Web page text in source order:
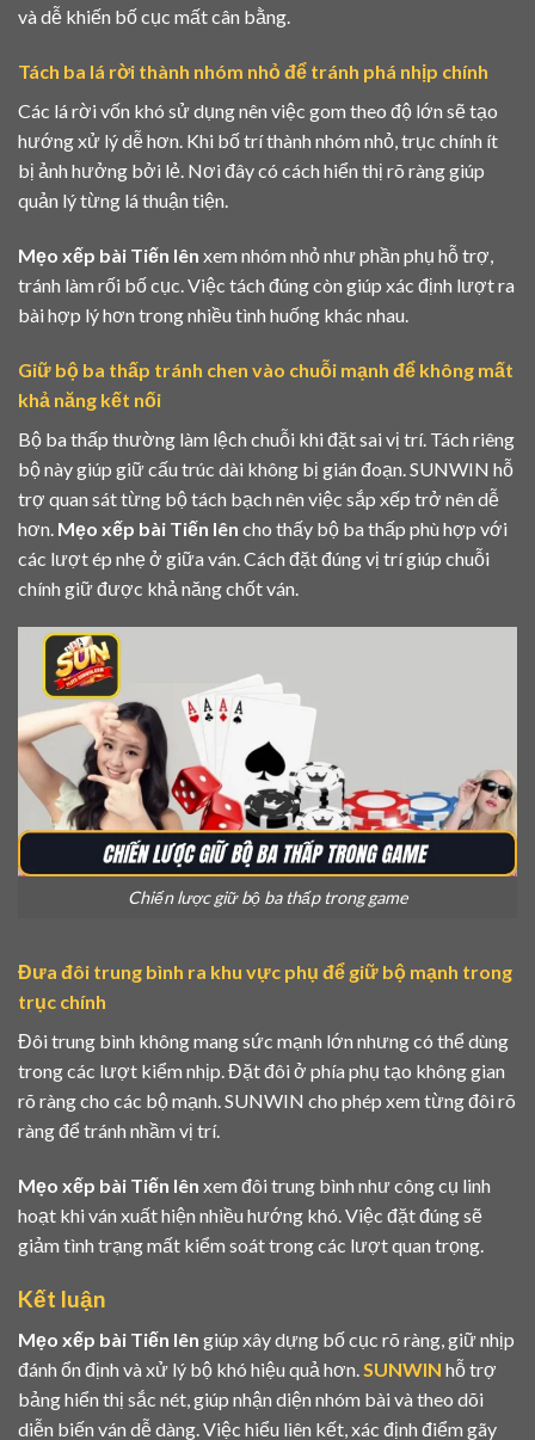
và dễ khiến bố cục mất cân bằng.
Tách ba lá rời thành nhóm nhỏ để tránh phá nhịp chính
Các lá rời vốn khó sử dụng nên việc gom theo độ lớn sẽ tạo
hướng xử lý dễ hơn. Khi bố trí thành nhóm nhỏ, trục chính ít
bị ảnh hưởng bởi lẻ. Nơi đây có cách hiển thị rõ ràng giúp
quản lý từng lá thuận tiện.
Mẹo xếp bài Tiến lên xem nhóm nhỏ như phần phụ hỗ trợ,
tránh làm rối bố cục. Việc tách đúng còn giúp xác định lượt ra
bài hợp lý hơn trong nhiều tình huống khác nhau.
Giữ bộ ba thấp tránh chen vào chuỗi mạnh để không mất
khả năng kết nối
Bộ ba thấp thường làm lệch chuỗi khi đặt sai vị trí. Tách riêng
bộ này giúp giữ cấu trúc dài không bị gián đoạn. SUNWIN hỗ
trợ quan sát từng bộ tách bạch nên việc sắp xếp trở nên dễ
hơn. Mẹo xếp bài Tiến lên cho thấy bộ ba thấp phù hợp với
các lượt ép nhẹ ở giữa ván. Cách đặt đúng vị trí giúp chuỗi
chính giữ được khả năng chốt ván.
Chiến lược giữ bộ ba thấp trong game
Đưa đôi trung bình ra khu vực phụ để giữ bộ mạnh trong
trục chính
Đôi trung bình không mang sức mạnh lớn nhưng có thể dùng
trong các lượt kiểm nhịp. Đặt đôi ở phía phụ tạo không gian
rõ ràng cho các bộ mạnh. SUNWIN cho phép xem từng đôi rõ
ràng để tránh nhầm vị trí.
Mẹo xếp bài Tiến lên xem đôi trung bình như công cụ linh
hoạt khi ván xuất hiện nhiều hướng khó. Việc đặt đúng sẽ
giảm tình trạng mất kiểm soát trong các lượt quan trọng.
Kết luận
Mẹo xếp bài Tiến lên giúp xây dựng bố cục rõ ràng, giữ nhịp
đánh ổn định và xử lý bộ khó hiệu quả hơn.SUNWIN hỗ trợ
bảng hiển thị sắc nét, giúp nhận diện nhóm bài và theo dõi
diễn biến ván dễ dàng. Việc hiểu liên kết, xác định điểm gãy